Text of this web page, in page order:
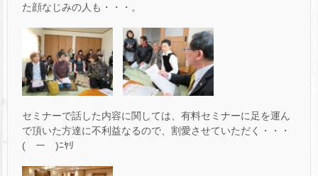
た顔なじみの人も・・・。
セミナーで話した内容に関しては、有料セミナーに足を運ん
で頂いた方達に不利益なるので、割愛させていただく・・・
(￣ー￣)ﾆﾔﾘ